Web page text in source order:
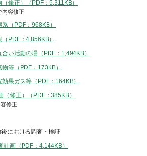
修正）（PDF：5,311KB）
内容修正
（PDF：968KB）
PDF：4,856KB）
い活動の場（PDF：1,494KB）
等（PDF：173KB）
果ガス等（PDF：164KB）
修正）（PDF：385KB）
修正
における調査・検証
画（PDF：4,144KB）